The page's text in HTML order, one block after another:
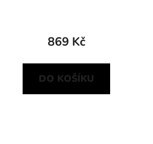
869 Kč
DO KOŠÍKU